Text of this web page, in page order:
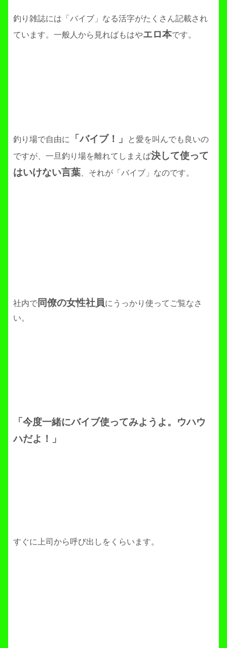
釣り雑誌には「バイブ」なる活字がたくさん記載され
ています。一般人から見ればもはやエロ本です。
釣り場で自由に 「バイブ！」
と愛を叫んでも良いの
ですが、一旦釣り場を離れてしまえば決して使って
はいけない言葉 、それが「バイブ」なのです。
社内で 同僚の女性社員にうっかり使ってご覧なさ
い。
「今度一緒にバイブ使ってみようよ。ウハウ
ハだよ！」
すぐに上司から呼び出しをくらいます。